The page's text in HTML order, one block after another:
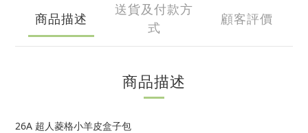
商品描述
送貨及付款方
式
顧客評價
商品描述
26A 超人菱格小羊皮盒子包